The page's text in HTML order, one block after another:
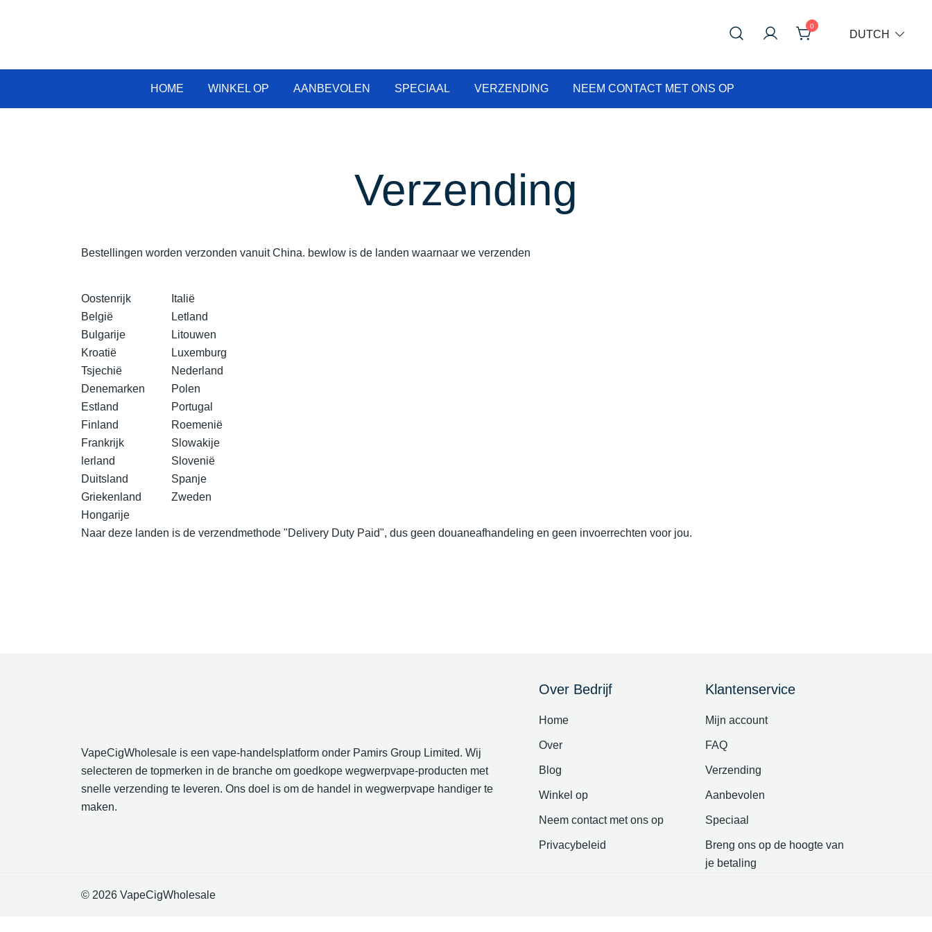
Online groothandel in vape
0
DUTCH
HOME WINKEL OP AANBEVOLEN SPECIAAL VERZENDING NEEM CONTACT MET ONS OP
Verzending
Bestellingen worden verzonden vanuit China. bewlow is de landen waarnaar we verzenden
Oostenrijk
Italië
België
Letland
Bulgarije
Litouwen
Kroatië
Luxemburg
Tsjechië
Nederland
Denemarken
Polen
Estland
Portugal
Finland
Roemenië
Frankrijk
Slowakije
lerland
Slovenië
Duitsland
Spanje
Griekenland
Zweden
Hongarije
Naar deze landen is de verzendmethode "Delivery Duty Paid", dus geen douaneafhandeling en geen invoerrechten voor jou.
VapeCigWholesale is een vape-handelsplatform onder Pamirs Group Limited. Wij
selecteren de topmerken in de branche om goedkope wegwerpvape-producten met
snelle verzending te leveren. Ons doel is om de handel in wegwerpvape handiger te
maken.
Over Bedrijf
Home
Over
Blog
Winkel op
Neem contact met ons op
Privacybeleid
Klantenservice
Mijn account
FAQ
Verzending
Aanbevolen
Speciaal
Breng ons op de hoogte van
je betaling
© 2026 VapeCigWholesale